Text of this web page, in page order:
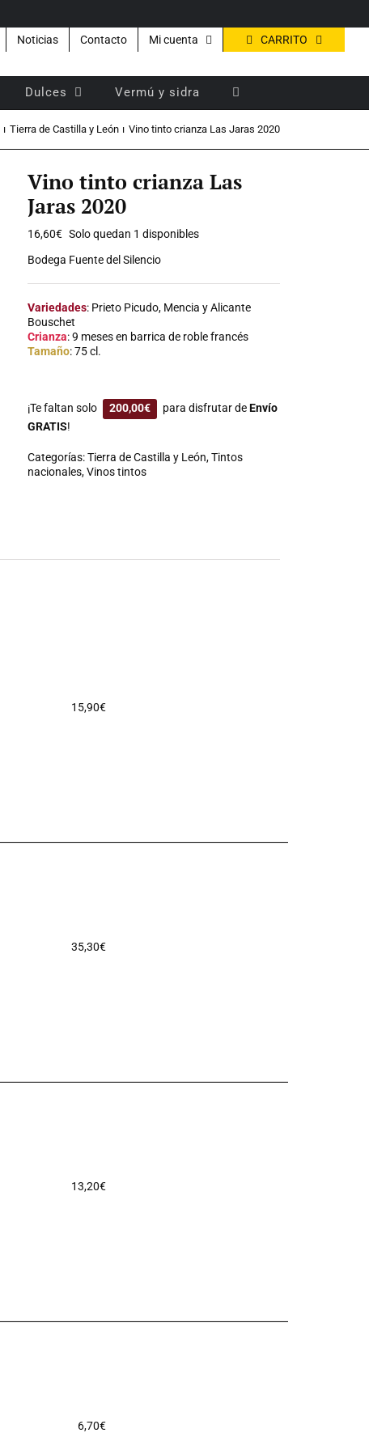
Noticias Contacto Mi cuenta CARRITO
Dulces Vermú y sidra
Tierra de Castilla y León Vino tinto crianza Las Jaras 2020
Vino tinto crianza Las
Jaras 2020
16,60€ Solo quedan 1 disponibles
Bodega Fuente del Silencio
Variedades: Prieto Picudo, Mencia y Alicante
Bouschet
Crianza: 9 meses en barrica de roble francés
Tamaño: 75 cl.
¡Te faltan solo 200,00€ para disfrutar deEnvío
GRATIS!
Categorías:Tierra de Castilla y León,Tintos
nacionales,Vinos tintos
15,90€
35,30€
13,20€
6,70€